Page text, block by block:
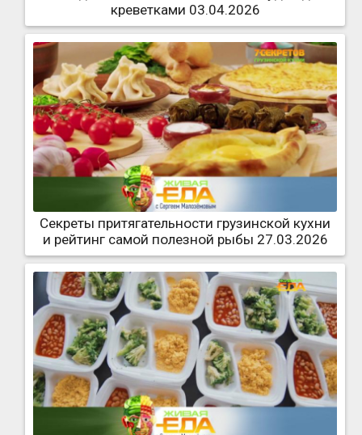
креветками 03.04.2026
Секреты притягательности грузинской кухни
и рейтинг самой полезной рыбы 27.03.2026